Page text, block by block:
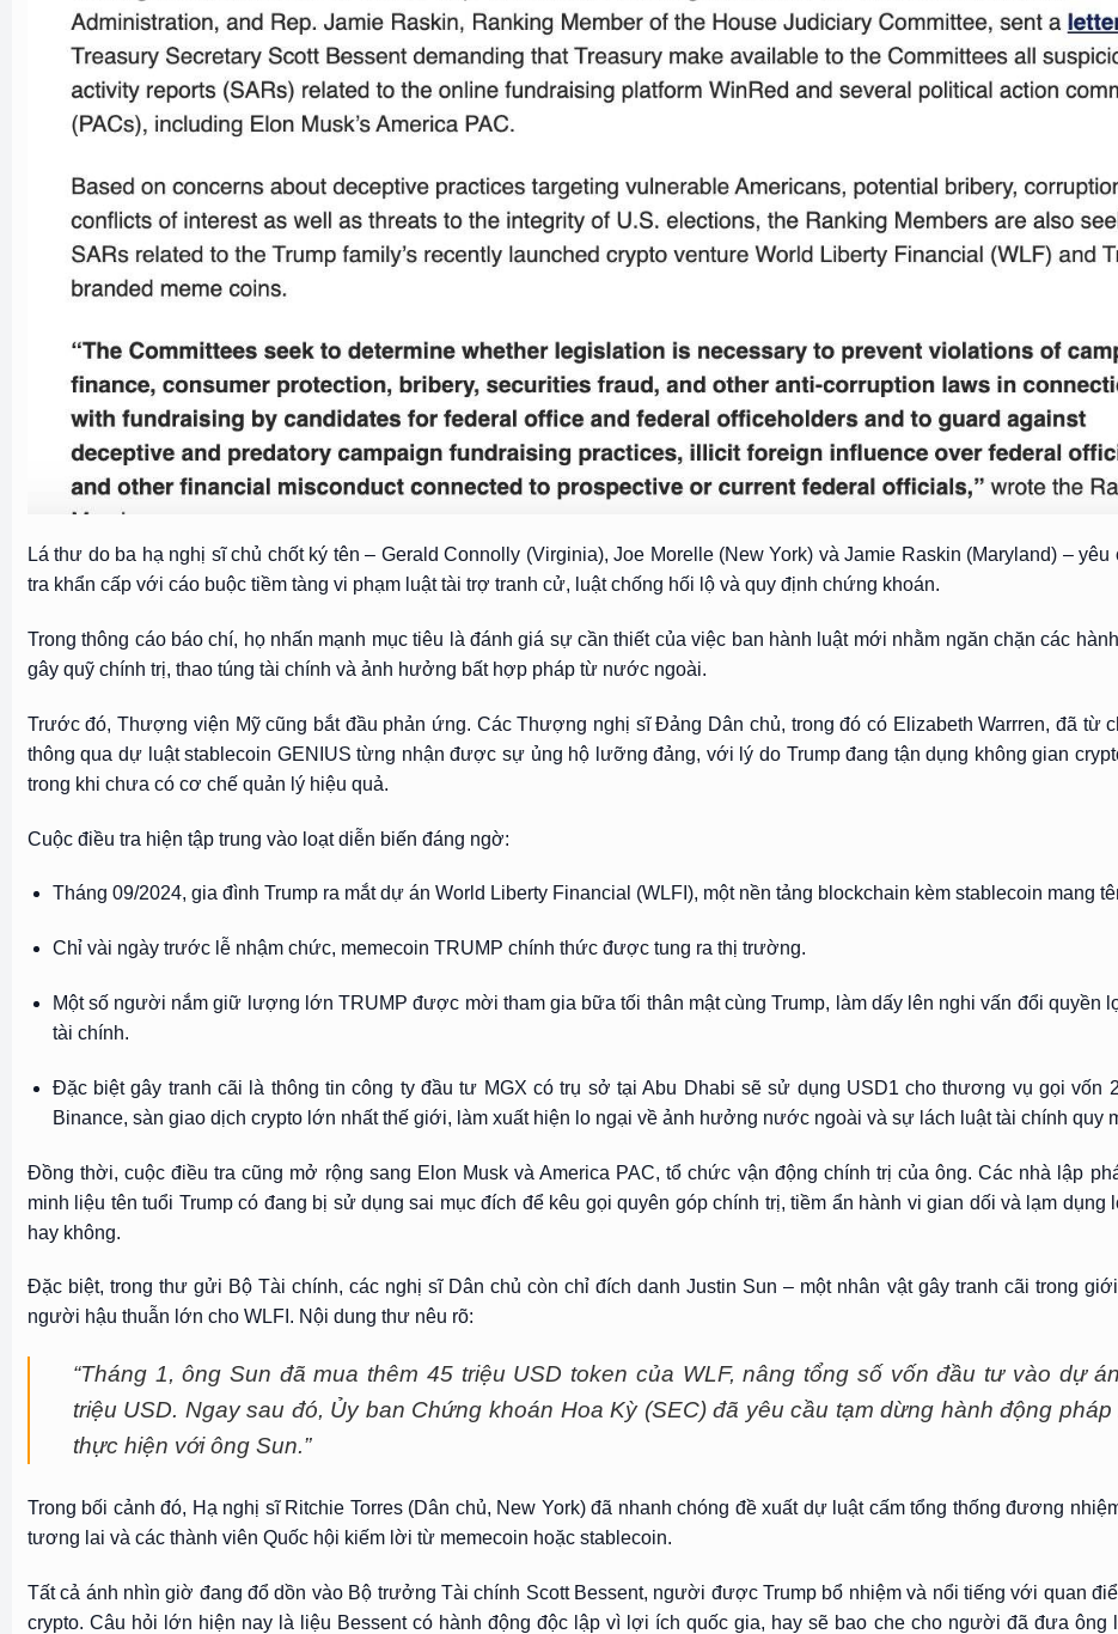
Lá thư do ba hạ nghị sĩ chủ chốt ký tên – Gerald Connolly (Virginia), Joe Morelle (New York) và Jamie Raskin (Maryland) – yêu
tra khẩn cấp với cáo buộc tiềm tàng vi phạm luật tài trợ tranh cử, luật chống hối lộ và quy định chứng khoán.
Trong thông cáo báo chí, họ nhấn mạnh mục tiêu là đánh giá sự cần thiết của việc ban hành luật mới nhằm ngăn chặn các
gây quỹ chính trị, thao túng tài chính và ảnh hưởng bất hợp pháp từ nước ngoài.
Trước đó, Thượng viện Mỹ cũng bắt đầu phản ứng. Các Thượng nghị sĩ Đảng Dân chủ, trong đó có Elizabeth Warrren, đã từ
thông qua dự luật stablecoin GENIUS từng nhận được sự ủng hộ lưỡng đảng, với lý do Trump đang tận dụng không gian
trong khi chưa có cơ chế quản lý hiệu quả.
Cuộc điều tra hiện tập trung vào loạt diễn biến đáng ngờ:
Tháng 09/2024, gia đình Trump ra mắt dự án World Liberty Financial (WLFI), một nền tảng blockchain kèm stablecoin mang
Chỉ vài ngày trước lễ nhậm chức, memecoin TRUMP chính thức được tung ra thị trường.
Một số người nắm giữ lượng lớn TRUMP được mời tham gia bữa tối thân mật cùng Trump, làm dấy lên nghi vấn đổi quyền
tài chính.
Đặc biệt gây tranh cãi là thông tin công ty đầu tư MGX có trụ sở tại Abu Dhabi sẽ sử dụng USD1 cho thương vụ gọi vốn
Binance, sàn giao dịch crypto lớn nhất thế giới, làm xuất hiện lo ngại về ảnh hưởng nước ngoài và sự lách luật tài chính quy
Đồng thời, cuộc điều tra cũng mở rộng sang Elon Musk và America PAC, tổ chức vận động chính trị của ông. Các nhà lập
minh liệu tên tuổi Trump có đang bị sử dụng sai mục đích để kêu gọi quyên góp chính trị, tiềm ẩn hành vi gian dối và lạm dụng
hay không.
Đặc biệt, trong thư gửi Bộ Tài chính, các nghị sĩ Dân chủ còn chỉ đích danh Justin Sun – một nhân vật gây tranh cãi trong
người hậu thuẫn lớn cho WLFI. Nội dung thư nêu rõ:
“Tháng 1, ông Sun đã mua thêm 45 triệu USD token của WLF, nâng tổng số vốn đầu tư vào dự
triệu USD. Ngay sau đó, Ủy ban Chứng khoán Hoa Kỳ (SEC) đã yêu cầu tạm dừng hành động pháp
thực hiện với ông Sun.”
Trong bối cảnh đó, Hạ nghị sĩ Ritchie Torres (Dân chủ, New York) đã nhanh chóng đề xuất dự luật cấm tổng thống đương
tương lai và các thành viên Quốc hội kiếm lời từ memecoin hoặc stablecoin.
Tất cả ánh nhìn giờ đang đổ dồn vào Bộ trưởng Tài chính Scott Bessent, người được Trump bổ nhiệm và nổi tiếng với quan
crypto. Câu hỏi lớn hiện nay là liệu Bessent có hành động độc lập vì lợi ích quốc gia, hay sẽ bao che cho người đã đưa ông